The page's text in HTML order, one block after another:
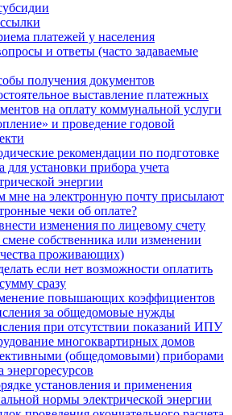
платежей у населения
и ответы (часто задаваемые
получения документов
выставление платежных
на оплату коммунальной услуги
и проведение годовой
рекомендации по подготовке
для установки прибора учета
энергии
мне на электронную почту присылают
чеки об оплате?
изменения по лицевому счету
собственника или изменении
проживающих)
если нет возможности оплатить
сразу
повышающих коэффициентов
за общедомовые нужды
при отсутствии показаний ИПУ
многоквартирных домов
(общедомовыми) приборами
энергоресурсов
установления и применения
нормы электрической энергии